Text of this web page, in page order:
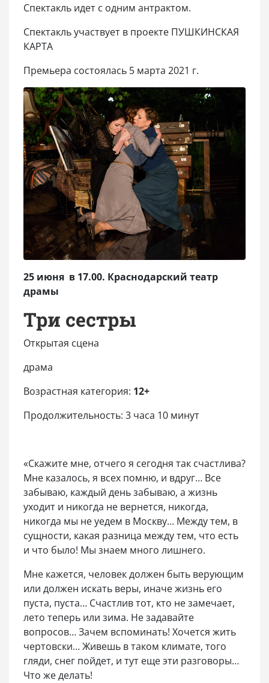
Спектакль идет с одним антрактом.
Спектакль участвует в проекте ПУШКИНСКАЯ
КАРТА
Премьера состоялась 5 марта 2021 г.
25 июня в 17.00. Краснодарский театр
драмы
Три сестры
Открытая сцена
драма
Возрастная категория: 12+
Продолжительность: 3 часа 10 минут
«Скажите мне, отчего я сегодня так счастлива?
Мне казалось, я всех помню, и вдруг… Все
забываю, каждый день забываю, а жизнь
уходит и никогда не вернется, никогда,
никогда мы не уедем в Москву… Между тем, в
сущности, какая разница между тем, что есть
и что было! Мы знаем много лишнего.
Мне кажется, человек должен быть верующим
или должен искать веры, иначе жизнь его
пуста, пуста… Счастлив тот, кто не замечает,
лето теперь или зима. Не задавайте
вопросов… Зачем вспоминать! Хочется жить
чертовски… Живешь в таком климате, того
гляди, снег пойдет, и тут еще эти разговоры…
Что же делать!